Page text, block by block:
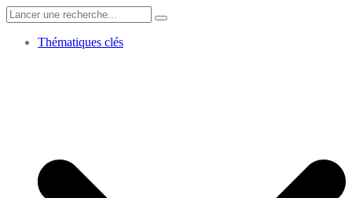
Search
for:
Thématiques clés